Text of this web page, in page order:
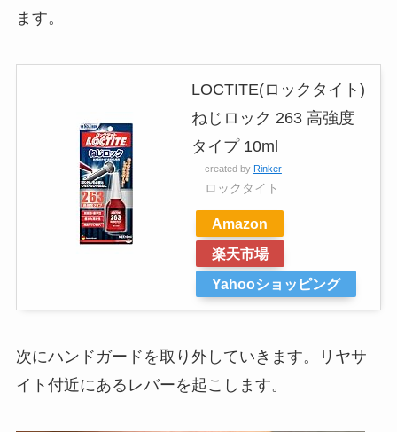
ます。
LOCTITE(ロックタイト)
ねじロック 263 高強度
タイプ 10ml
created by Rinker
ロックタイト
Amazon
楽天市場
Yahooショッピング
次にハンドガードを取り外していきます。リヤサ
イト付近にあるレバーを起こします。